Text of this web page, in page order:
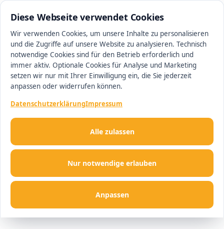
Diese Webseite verwendet Cookies
Wir verwenden Cookies, um unsere Inhalte zu personalisieren
und die Zugriffe auf unsere Website zu analysieren. Technisch
notwendige Cookies sind für den Betrieb erforderlich und
immer aktiv. Optionale Cookies für Analyse und Marketing
setzen wir nur mit Ihrer Einwilligung ein, die Sie jederzeit
anpassen oder widerrufen können.
DatenschutzerklärungImpressum
Nur notwendige erlauben
Anpassen
Alle zulassen